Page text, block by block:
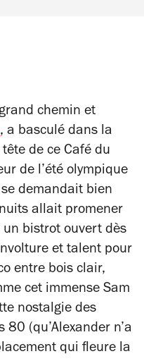
chemin et
, a basculé dans la
de ce Café du
de l’été olympique
se demandait bien
allait promener
un bistrot ouvert dès
et talent pour
entre bois clair,
cet immense Sam
nostalgie des
80 (qu’Alexander n’a
qui fleure la